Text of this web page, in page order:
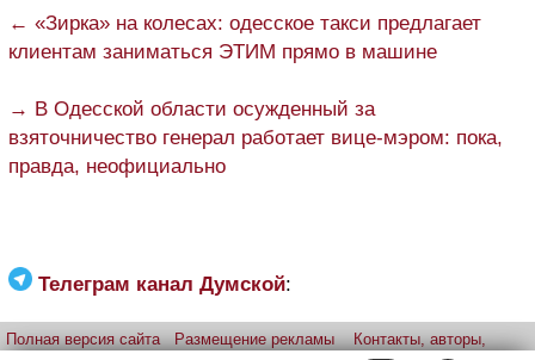
← «Зирка» на колесах: одесское такси предлагает
клиентам заниматься ЭТИМ прямо в машине
→ В Одесской области осужденный за
взяточничество генерал работает вице-мэром: пока,
правда, неофициально
Телеграм канал Думской:
Полная версия сайта Размещение рекламы
Контакты, авторы,